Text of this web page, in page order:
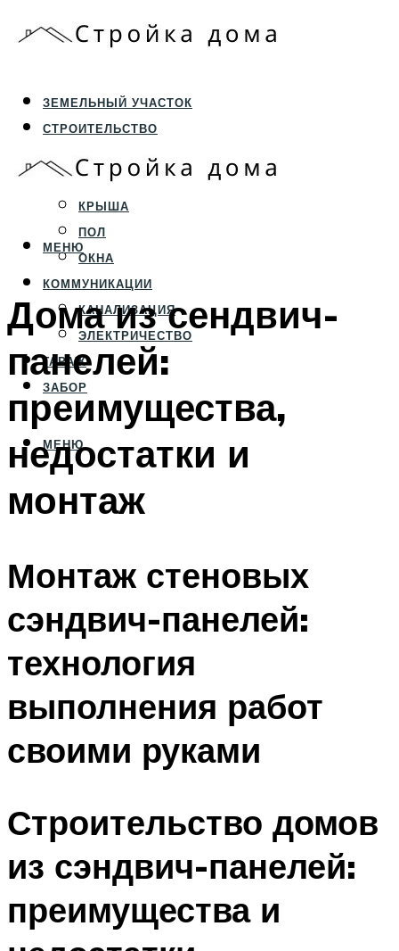
ЗЕМЕЛЬНЫЙ УЧАСТОК
СТРОИТЕЛЬСТВО
ФУНДАМЕНТ И ЦОКОЛЬ
ПЕРЕКРЫТИЯ И СТЕНЫ
КРЫША
ПОЛ
ОКНА
КОММУНИКАЦИИ
КАНАЛИЗАЦИЯ
ЭЛЕКТРИЧЕСТВО
ГАРАЖ
ЗАБОР
МЕНЮ
МЕНЮ
Дома из сендвич-
панелей:
преимущества,
недостатки и
монтаж
Монтаж стеновых
сэндвич-панелей:
технология
выполнения работ
своими руками
Строительство домов
из сэндвич-панелей:
преимущества и